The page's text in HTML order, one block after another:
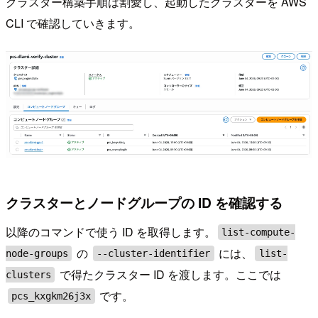
CLI で確認していきます。
クラスターとノードグループの ID を確認する
以降のコマンドで使う ID を取得します。
list-compute-
node-groups
の --cluster-identifier には、
list-
clusters
で得たクラスター ID を渡します。ここでは
pcs_kxgkm26j3x です。